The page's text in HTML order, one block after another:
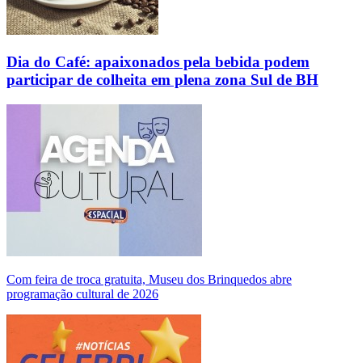
Dia do Café: apaixonados pela bebida podem
participar de colheita em plena zona Sul de BH
Com feira de troca gratuita, Museu dos Brinquedos abre
programação cultural de 2026